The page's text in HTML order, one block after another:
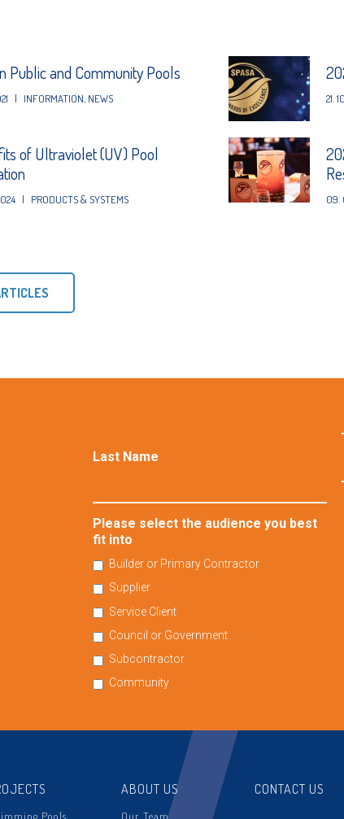
Public and Community Pools
| INFORMATION NEWS 21.
of Ultraviolet (UV) Pool
| PRODUCTS & SYSTEMS 09.
Last Name
Please select the audience you best
fit into
Builder or Primary Contractor
Supplier
Service Client
Council or Government
Subcontractor
Community
Pools
ABOUT US
Our Team
CONTACT US